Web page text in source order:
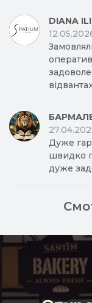
DIANA
Дуже
швидко
дуже